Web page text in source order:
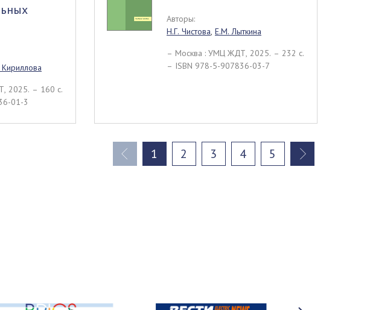
2025. – 160 c.
01-3
Авторы:
Н.Г. Чистова, Е.М. Лыткина
– Москва : УМЦ ЖДТ, 2025. – 232 c.
– ISBN 978-5-907836-03-7
1(current)
2 3 4 5